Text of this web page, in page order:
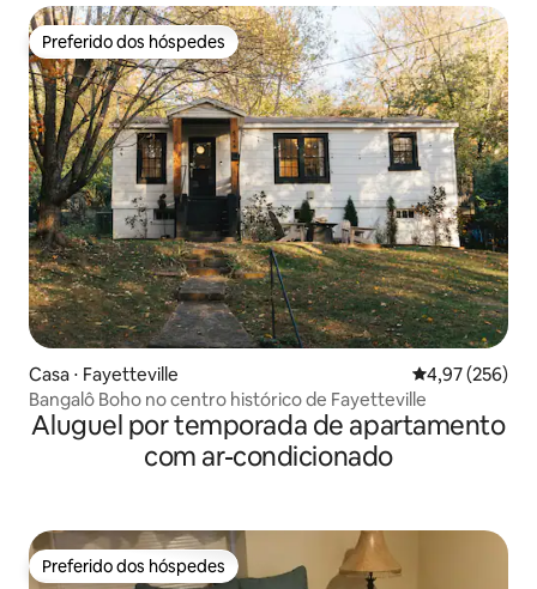
Preferido dos hóspedes
Preferido dos hóspedes
Casa ⋅ Fayetteville 4,97 de uma
4,97 (256)
Bangalô Boho no centro histórico de Fayetteville
Aluguel por temporada de apartamento
com ar-condicionado
Preferido dos hóspedes
Preferido dos hóspedes